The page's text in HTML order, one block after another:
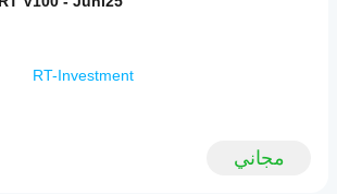
RT-Investment
مجاني